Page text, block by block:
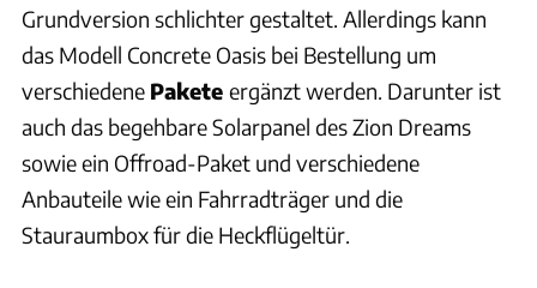
Grundversion schlichter gestaltet. Allerdings kann
das Modell Concrete Oasis bei Bestellung um
verschiedene Pakete ergänzt werden. Darunter ist
auch das begehbare Solarpanel des Zion Dreams
sowie ein Offroad-Paket und verschiedene
Anbauteile wie ein Fahrradträger und die
Stauraumbox für die Heckflügeltür.